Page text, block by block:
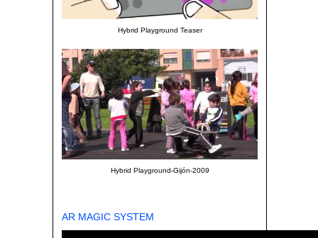
Hybrid Playground Teaser
Hybrid Playground-Gijón-2009
AR MAGIC SYSTEM